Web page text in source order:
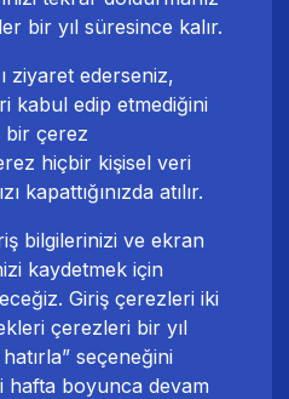
bir yıl süresince kalır.
ziyaret ederseniz,
kabul edip etmediğini
bir çerez
hiçbir kişisel veri
kapattığınızda atılır.
bilgilerinizi ve ekran
kaydetmek için
Giriş çerezleri iki
çerezleri bir yıl
seçeneğini
hafta boyunca devam